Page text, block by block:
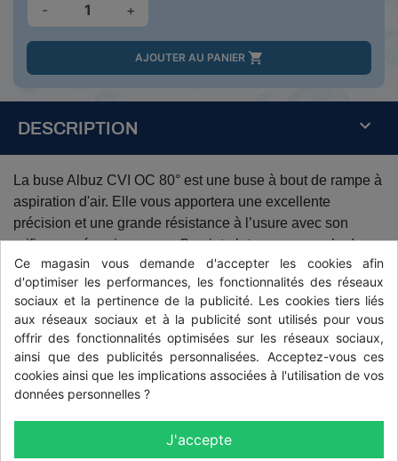
- +
AJOUTER AU PANIER 
DESCRIPTION
La buse Albuz CVI OC 80° est une buse à bout de rampe à
aspiration d'air. Elle vous apportera une excellente
précision et une grande résistance à l’usure avec son
orifice en céramique rose. Son jet plat avec un angle de
80° permet une répartition uniforme. Homologuée ZNT.
Sa large plage de pression, 1.5 à 4 bars, la rend souple
d'utilisation, notamment avec des appareils équipé de
régulation à débit proportionnel à l'avancement.
L'aspiration d'air par effet Venturi permet la fabrication de
grosses gouttelettes ayant un effet anti dérive.
Applications pour la buse Albuz CVI OC 80° lilas
Ce magasin vous demande d'accepter les cookies afin
d'optimiser les performances, les fonctionnalités des réseaux
sociaux et la pertinence de la publicité. Les cookies tiers liés
aux réseaux sociaux et à la publicité sont utilisés pour vous
offrir des fonctionnalités optimisées sur les réseaux sociaux,
ainsi que des publicités personnalisées. Acceptez-vous ces
cookies ainsi que les implications associées à l'utilisation de vos
données personnelles ?
J'accepte